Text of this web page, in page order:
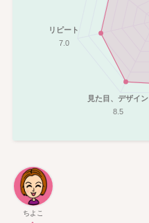
見た目、デザイン
8.5
リピート
7.0
ちよこ